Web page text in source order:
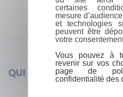
QUI SOMMES-NOUS ?
certaines
mesure
et technologies
peuvent être
votre
Vous pouvez à
revenir sur vos
page de
confidentialité des